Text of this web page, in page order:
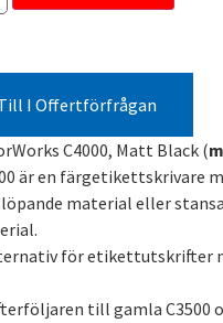
I Offertförfrågan
C4000, Matt Black (
är en färgetikettskrivare
löpande material eller
för etikettutskrifter
till gamla